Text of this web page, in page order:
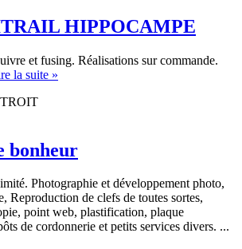
HIPPOCAMPE
et fusing. Réalisations sur commande.
la suite »
bonheur
Photographie et développement photo,
Reproduction de clefs de toutes sortes,
point web, plastification, plaque
de cordonnerie et petits services divers. ...